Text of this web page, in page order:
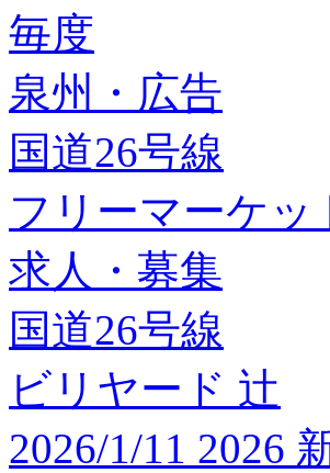
毎度
泉州・広告
国道26号線
フリーマーケッ
求人・募集
国道26号線
ビリヤード 辻
2026/1/11 2026